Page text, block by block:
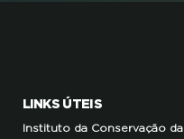
LINKS ÚTEIS
Instituto da Conservação da